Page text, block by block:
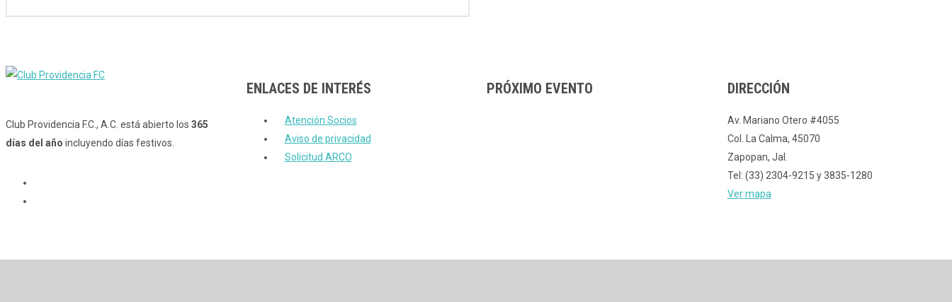
Club Providencia F.C., A.C. está abierto los 365
días del año incluyendo días festivos.
ENLACES DE INTERÉS
Atención Socios
Aviso de privacidad
Solicitud ARCO
PRÓXIMO EVENTO DIRECCIÓN
Av. Mariano Otero #4055
Col. La Calma, 45070
Zapopan, Jal.
Tel: (33) 2304-9215 y 3835-1280
Ver mapa